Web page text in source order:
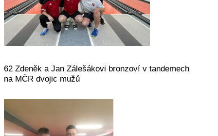
62 Zdeněk a Jan Zálešákovi bronzoví v tandemech
na MČR dvojic mužů